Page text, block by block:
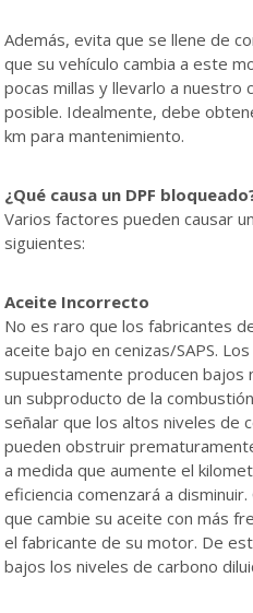
Además, evita que se llene de
que su vehículo cambia a este
pocas millas y llevarlo a nuestro
posible. Idealmente, debe
km para mantenimiento.
¿Qué causa un DPF
Varios factores pueden causar
siguientes:
Aceite Incorrecto
No es raro que los fabricantes
aceite bajo en cenizas/SAPS.
supuestamente producen bajos
un subproducto de la
señalar que los altos niveles de
pueden obstruir
a medida que aumente el
eficiencia comenzará a
que cambie su aceite con más
el fabricante de su motor. De
bajos los niveles de carbono